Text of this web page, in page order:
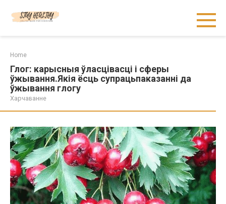
Home
Глог: карысныя ўласцівасці і сферы
ўжывання.Якія ёсць супрацьпаказанні да
ўжывання глогу
Харчаванне